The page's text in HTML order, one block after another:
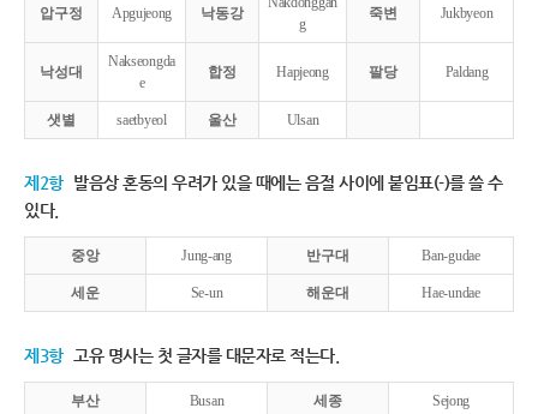
압구정 Apgujeong 낙동강
g
죽변 Jukbyeon
낙성대
Nakseongda
e
합정 Hapjeong 팔당 Paldang
샛별 saetbyeol 울산 Ulsan
제2항 발음상 혼동의 우려가 있을 때에는 음절 사이에 붙임표(-)를 쓸 수
있다.
중앙 Jung-ang 반구대 Ban-gudae
세운 Se-un 해운대 Hae-undae
제3항 고유 명사는 첫 글자를 대문자로 적는다.
부산 Busan 세종 Sejong